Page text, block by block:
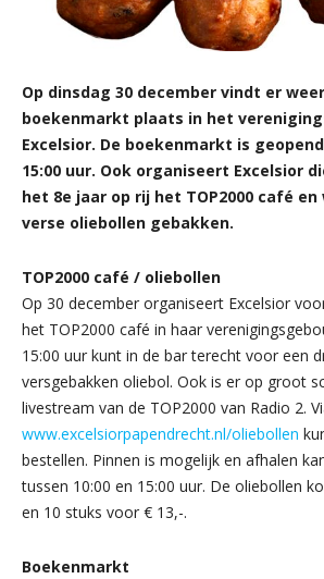
Op dinsdag 30 december vindt er
boekenmarkt plaats in het
Excelsior. De boekenmarkt is
15:00 uur. Ook organiseert Excelsior
het 8e jaar op rij het TOP2000 café
verse oliebollen gebakken.
TOP2000 café / oliebollen
Op 30 december organiseert Excelsior
het TOP2000 café in haar
15:00 uur kunt in de bar terecht voor een
versgebakken oliebol. Ook is er op groot
livestream van de TOP2000 van Radio 2.
www.excelsiorpapendrecht.nl/oliebollen
bestellen. Pinnen is mogelijk en afhalen
tussen 10:00 en 15:00 uur. De oliebollen
en 10 stuks voor € 13,-.
Boekenmarkt